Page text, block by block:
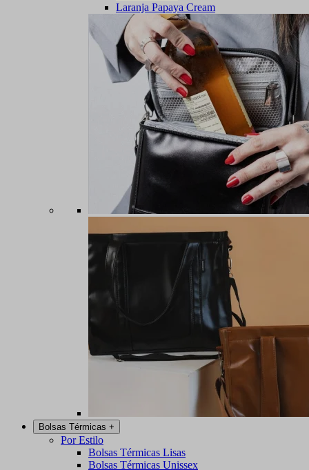
Laranja Papaya Cream
Bolsas Térmicas +
Por Estilo
Bolsas Térmicas Lisas
Bolsas Térmicas Unissex